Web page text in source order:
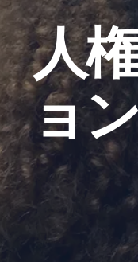
人
ョ